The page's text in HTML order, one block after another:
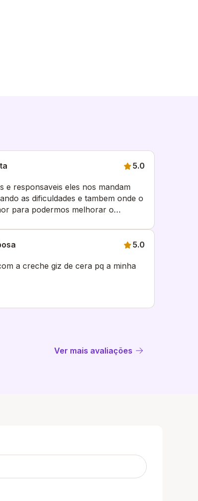
5.0
e responsaveis eles nos mandam
as dificuldades e tambem onde o
para podermos melhorar o
com as crianças
5.0
a creche giz de cera pq a minha
Ver mais avaliações